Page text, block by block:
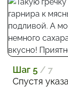
Шаг 5 / 7
Спустя